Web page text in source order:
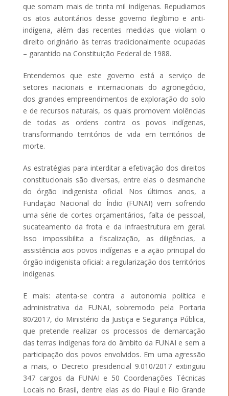
que somam mais de trinta mil indígenas. Repudiamos
os atos autoritários desse governo ilegítimo e anti-
indígena, além das recentes medidas que violam o
direito originário às terras tradicionalmente ocupadas
– garantido na Constituição Federal de 1988.
Entendemos que este governo está a serviço de
setores nacionais e internacionais do agronegócio,
dos grandes empreendimentos de exploração do solo
e de recursos naturais, os quais promovem violências
de todas as ordens contra os povos indígenas,
transformando territórios de vida em territórios de
morte.
As estratégias para interditar a efetivação dos direitos
constitucionais são diversas, entre elas o desmanche
do órgão indigenista oficial. Nos últimos anos, a
Fundação Nacional do Índio (FUNAI) vem sofrendo
uma série de cortes orçamentários, falta de pessoal,
sucateamento da frota e da infraestrutura em geral.
Isso impossibilita a fiscalização, as diligências, a
assistência aos povos indígenas e a ação principal do
órgão indigenista oficial: a regularização dos territórios
indígenas.
E mais: atenta-se contra a autonomia política e
administrativa da FUNAI, sobremodo pela Portaria
80/2017, do Ministério da Justiça e Segurança Pública,
que pretende realizar os processos de demarcação
das terras indígenas fora do âmbito da FUNAI e sem a
participação dos povos envolvidos. Em uma agressão
a mais, o Decreto presidencial 9.010/2017 extinguiu
347 cargos da FUNAI e 50 Coordenações Técnicas
Locais no Brasil, dentre elas as do Piauí e Rio Grande